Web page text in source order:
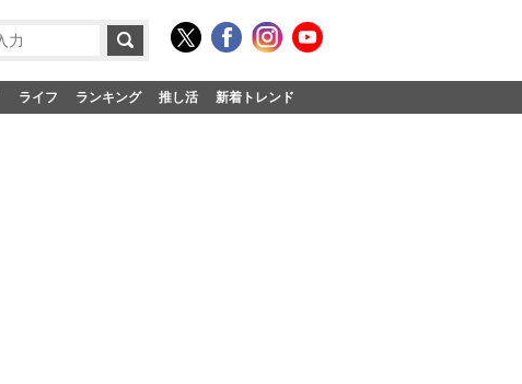
ライフ ランキング 推し活 新着トレンド